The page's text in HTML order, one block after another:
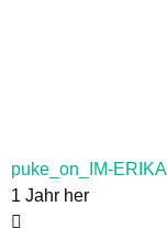
puke_on_IM-ERIKA
1 Jahr her